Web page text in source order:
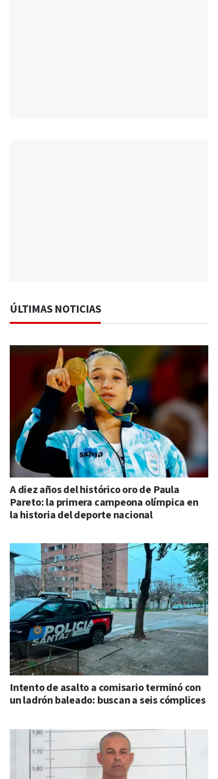
ÚLTIMAS NOTICIAS
A diez años del histórico oro de Paula
Pareto: la primera campeona olímpica en
la historia del deporte nacional
Intento de asalto a comisario terminó con
un ladrón baleado: buscan a seis cómplices